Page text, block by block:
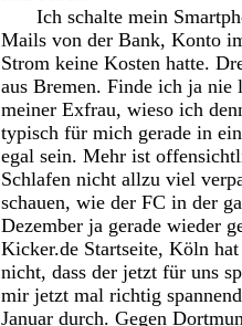
Ich schalte mein
Mails von der Bank, Konto
Strom keine Kosten hatte.
aus Bremen. Finde ich ja
meiner Exfrau, wieso ich
typisch für mich gerade in
egal sein. Mehr ist
Schlafen nicht allzu viel
schauen, wie der FC in der
Dezember ja gerade wieder
Kicker.de Startseite, Köln
nicht, dass der jetzt für uns
mir jetzt mal richtig
Januar durch. Gegen